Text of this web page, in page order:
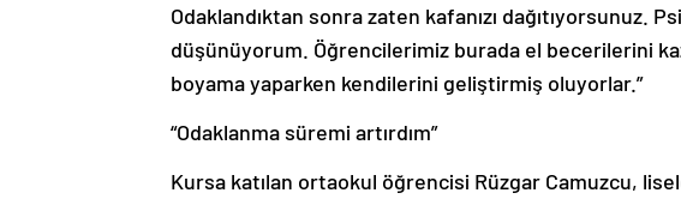
Odaklandıktan sonra zaten kafanızı dağıtıyorsunuz.
düşünüyorum. Öğrencilerimiz burada el becerilerini
boyama yaparken kendilerini geliştirmiş oluyorlar.”
“Odaklanma süremi artırdım”
Kursa katılan ortaokul öğrencisi Rüzgar Camuzcu,